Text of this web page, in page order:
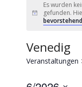
Es wurden
gefunden.
Venedig
Veranstaltungen